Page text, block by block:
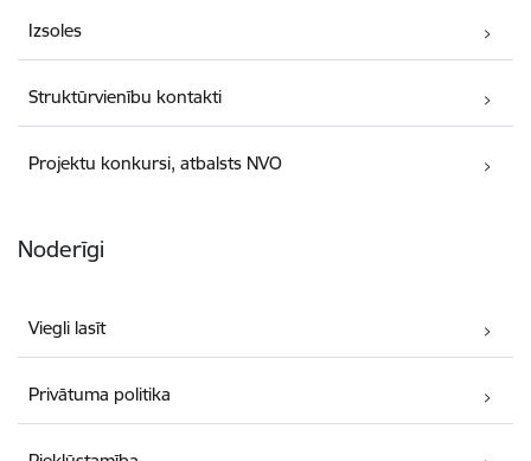
Izsoles
Struktūrvienību kontakti
Projektu konkursi, atbalsts NVO
Noderīgi
Viegli lasīt
Privātuma politika